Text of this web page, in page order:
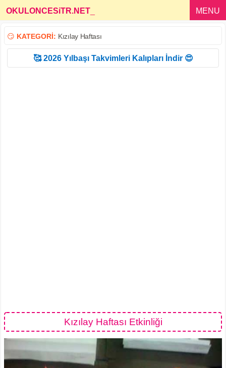
OKULONCESiTR.NET MENU
😏 KATEGORİ: Kızılay Haftası
🥰 2026 Yılbaşı Takvimleri Kalıpları İndir 😍
Kızılay Haftası Etkinliği